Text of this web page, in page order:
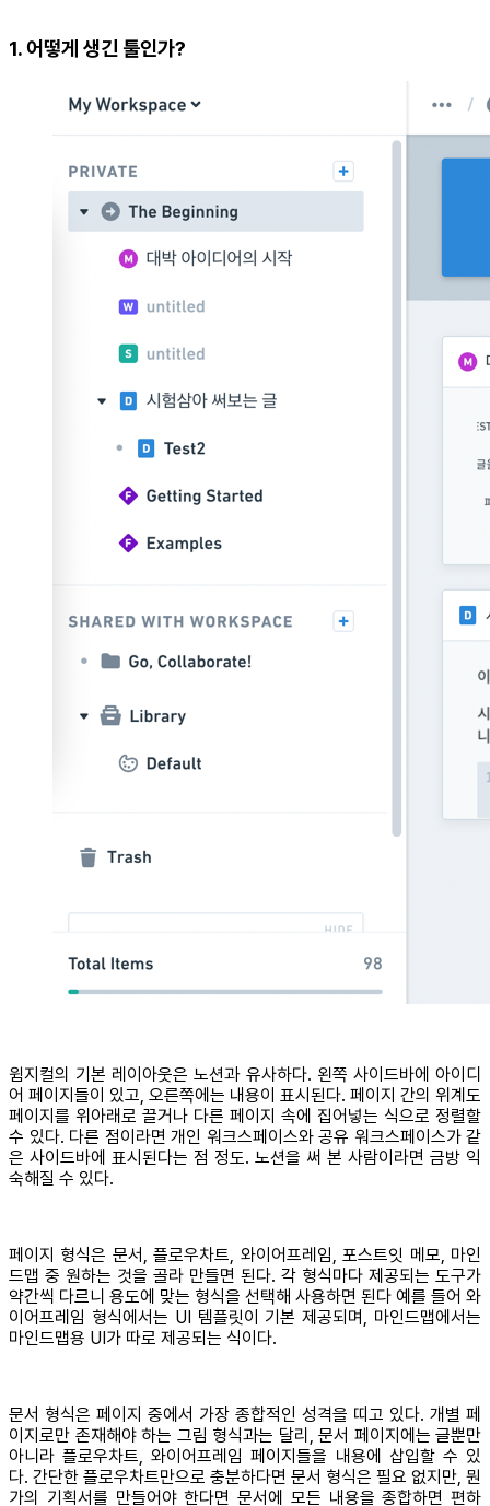
1. 어떻게 생긴 툴인가?
윔지컬의 기본 레이아웃은 노션과 유사하다. 왼쪽 사이드바에 아이디
어 페이지들이 있고, 오른쪽에는 내용이 표시된다. 페이지 간의 위계도
페이지를 위아래로 끌거나 다른 페이지 속에 집어넣는 식으로 정렬할
수 있다. 다른 점이라면 개인 워크스페이스와 공유 워크스페이스가 같
은 사이드바에 표시된다는 점 정도. 노션을 써 본 사람이라면 금방 익
숙해질 수 있다.
페이지 형식은 문서, 플로우차트, 와이어프레임, 포스트잇 메모, 마인
드맵 중 원하는 것을 골라 만들면 된다. 각 형식마다 제공되는 도구가
약간씩 다르니 용도에 맞는 형식을 선택해 사용하면 된다 예를 들어 와
이어프레임 형식에서는 UI 템플릿이 기본 제공되며, 마인드맵에서는
마인드맵용 UI가 따로 제공되는 식이다.
문서 형식은 페이지 중에서 가장 종합적인 성격을 띠고 있다. 개별 페
이지로만 존재해야 하는 그림 형식과는 달리, 문서 페이지에는 글뿐만
아니라 플로우차트, 와이어프레임 페이지들을 내용에 삽입할 수 있
다. 간단한 플로우차트만으로 충분하다면 문서 형식은 필요 없지만, 뭔
가의 기획서를 만들어야 한다면 문서에 모든 내용을 종합하면 편하